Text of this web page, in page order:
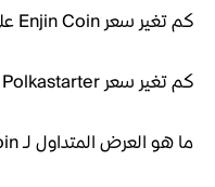
كم تغير سعر Enjin Coin على مدار الفترة الماضية؟
كم تغير سعر Polkastarter على مدار الفترة الماضية؟
ما هو العرض المتداول لـ Enjin Coin؟